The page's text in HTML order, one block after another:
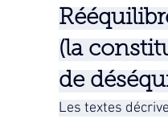
(la
de
Les textes